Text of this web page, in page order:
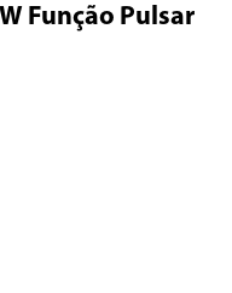
Função Pulsar